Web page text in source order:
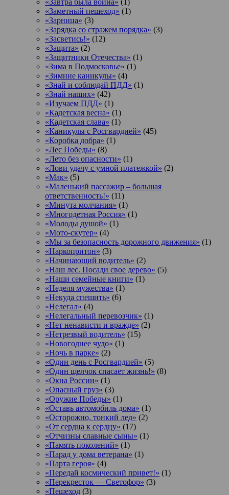
«Заметный пешеход» (1)
«Зарница» (3)
«Зарядка со стражем порядка» (3)
«Засветись!» (12)
«Защита» (2)
«Защитники Отечества» (1)
«Зима в Подмосковье» (1)
«Зимние каникулы» (4)
«Знай и соблюдай ПДД» (1)
«Знай наших» (42)
«Изучаем ПДД» (1)
«Кадетская весна» (1)
«Кадетская слава» (1)
«Каникулы с Росгвардией» (45)
«Коробка добра» (1)
«Лес Победы» (8)
«Лето без опасности» (1)
«Лови удачу с умной платежкой» (2)
«Мак» (5)
«Маленький пассажир – большая
ответственность!» (11)
«Минута молчания» (1)
«Многодетная Россия» (1)
«Молоды душой» (1)
«Мото-скутер» (4)
«Мы за безопасность дорожного движения» (1)
«Наркопритон» (3)
«Начинающий водитель» (2)
«Наш лес. Посади свое дерево» (5)
«Наши семейные книги» (1)
«Неделя мужества» (1)
«Некуда спешить» (6)
«Нелегал» (4)
«Нелегальный перевозчик» (1)
«Нет ненависти и вражде» (2)
«Нетрезвый водитель» (15)
«Новогоднее чудо» (1)
«Ночь в парке» (2)
«Один день с Росгвардией» (5)
«Один щелчок спасает жизнь!» (8)
«Окна России» (1)
«Опасный груз» (3)
«Оружие Победы» (1)
«Оставь автомобиль дома» (1)
«Осторожно, тонкий лед» (2)
«От сердца к сердцу» (17)
«Отчизны славные сыны» (1)
«Память поколений» (1)
«Парад у дома ветерана» (1)
«Парта героя» (4)
«Передай космический привет!» (1)
«Перекресток — Светофор» (3)
«Пешеход (3)